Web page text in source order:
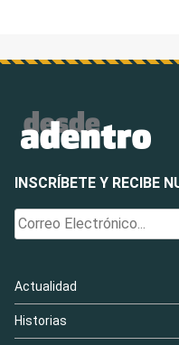
INSCRÍBETE Y RECIBE
Actualidad
Historias